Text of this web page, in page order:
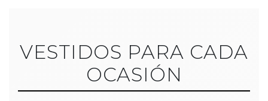
VESTIDOS PARA CADA
OCASIÓN